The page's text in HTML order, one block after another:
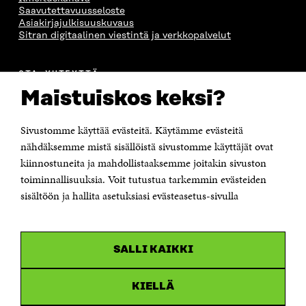
Maistuiskos keksi?
Sivustomme käyttää evästeitä. Käytämme evästeitä
nähdäksemme mistä sisällöistä sivustomme käyttäjät ovat
kiinnostuneita ja mahdollistaaksemme joitakin sivuston
toiminnallisuuksia. Voit tutustua tarkemmin evästeiden
sisältöön ja hallita asetuksiasi evästeasetus-sivulla
SALLI KAIKKI
KIELLÄ
S
A
A
S
A
A
Saavutettavuusseloste
Asiakirjajulkisuuskuvaus
Sitran digitaalinen viestintä ja verkkopalvelut
OTA YHTEYTTÄ
Itämerenkatu 11-13, PL 160,
00181 Helsinki
Puhelin +358 294 618 991
Sähköpostiosoite
Saapumisohjeet
Y-tunnus 0202132-3
uudessa